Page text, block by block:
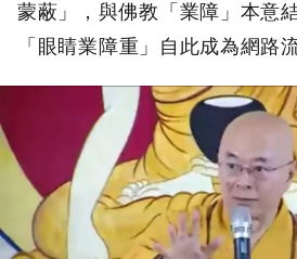
蒙蔽」，與佛教「業障」本意
「眼睛業障重」自此成為網路